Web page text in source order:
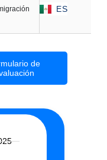
ES
FA
de